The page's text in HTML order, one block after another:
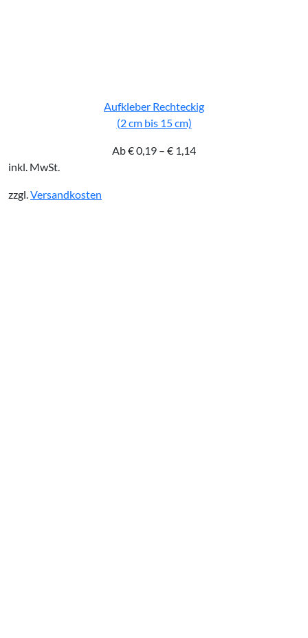
Aufkleber Rechteckig
(2 cm bis 15 cm)
Ab€0,19 – € 1,14
inkl. MwSt.
zzgl.Versandkosten